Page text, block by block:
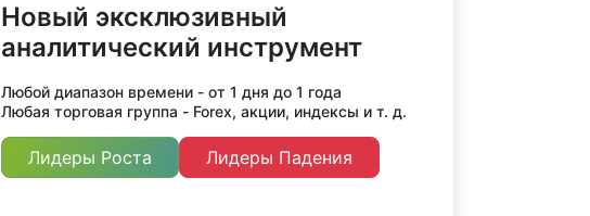
Новый эксклюзивный
аналитический инструмент
Любой диапазон времени - от 1 дня до 1 года
Любая торговая группа - Forex, акции, индексы и т. д.
Лидеры Роста Лидеры Падения